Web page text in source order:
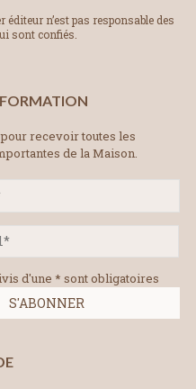
éditeur n’est pas responsable des
sont confiés.
recevoir toutes les
de la Maison.
d'une * sont obligatoires